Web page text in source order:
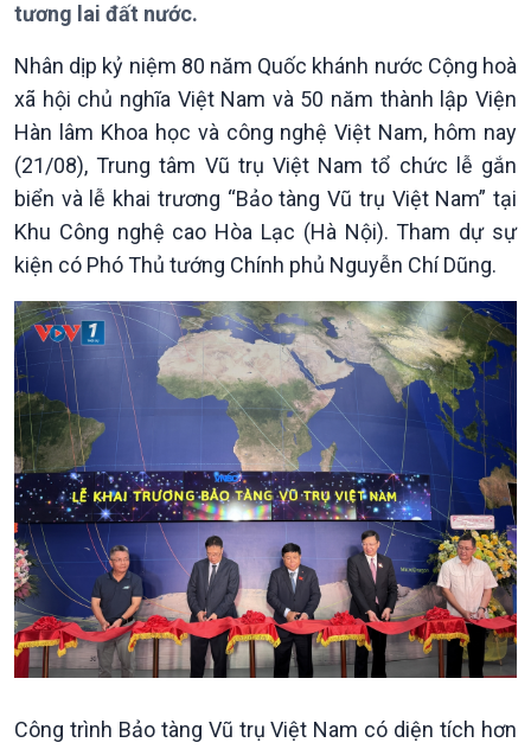
Giới thiệu
Thời sự
Thời sự 6h
Thời sự 12h
Thời sự 18h
Thời sự 21h30
Bản tin
Chuyên mục
Theo dòng Thời sự
tương lai đất nước.
Nhân dịp kỷ niệm 80 năm Quốc khánh nước Cộng hoà
xã hội chủ nghĩa Việt Nam và 50 năm thành lập Viện
Hàn lâm Khoa học và công nghệ Việt Nam, hôm nay
(21/08), Trung tâm Vũ trụ Việt Nam tổ chức lễ gắn
biển và lễ khai trương “Bảo tàng Vũ trụ Việt Nam” tại
Khu Công nghệ cao Hòa Lạc (Hà Nội). Tham dự sự
kiện có Phó Thủ tướng Chính phủ Nguyễn Chí Dũng.
Công trình Bảo tàng Vũ trụ Việt Nam có diện tích hơn